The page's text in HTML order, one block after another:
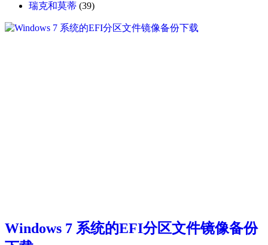
瑞克和莫蒂 (39)
Windows 7 系统的EFI分区文件镜像备份